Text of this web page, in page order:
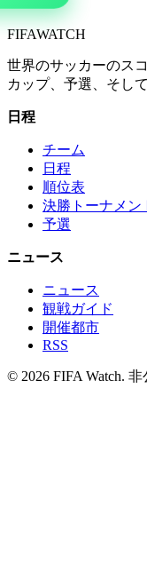
FIFAWATCH
世界のサッカーのス
カップ、予選、そし
日程
チーム
日程
順位表
決勝トーナメン
予選
ニュース
ニュース
観戦ガイド
開催都市
RSS
© 2026 FIFA Watch.